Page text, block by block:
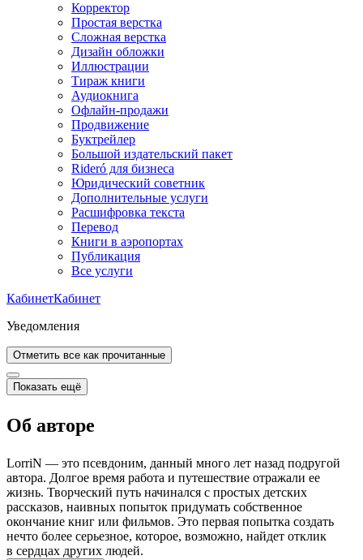
Корректор
Простая верстка
Сложная верстка
Дизайн обложки
Иллюстрации
Тираж книги
Аудиокнига
Офлайн-продажи
Продвижение
Буктрейлер
Большой издательский пакет
Rideró для бизнеса
Юридический советник
Дополнительные услуги
Расшифровка текста
Перевод
Книги в аэропортах
Публикация
Все услуги
КабинетКабинет
Уведомления
Отметить все как прочитанные
Показать ещё
Об авторе
LorriN — это псевдоним, данный много лет назад подругой
автора. Долгое время работа и путешествие отражали ее
жизнь. Творческий путь начинался с простых детских
рассказов, наивных попыток придумать собственное
окончание книг или фильмов. Это первая попытка создать
нечто более серьезное, которое, возможно, найдет отклик
в сердцах других людей.